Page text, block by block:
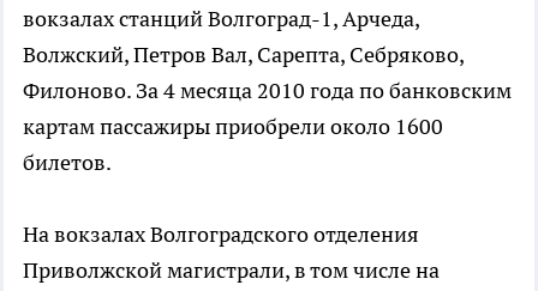
вокзалах станций Волгоград-1, Арчеда,
Волжский, Петров Вал, Сарепта, Себряково,
Филоново. За 4 месяца 2010 года по банковским
картам пассажиры приобрели около 1600
билетов.
На вокзалах Волгоградского отделения
Приволжской магистрали, в том числе на